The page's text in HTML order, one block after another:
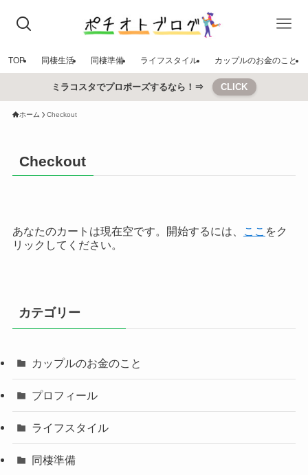
TOP 同棲生活 同棲準備 ライフスタイル カップルのお金のこと
ミラコスタでプロポーズするなら！⇒ CLICK
ホーム Checkout
Checkout
あなたのカートは現在空です。開始するには、 ここ をク
リックしてください。
カテゴリー
カップルのお金のこと
プロフィール
ライフスタイル
同棲準備